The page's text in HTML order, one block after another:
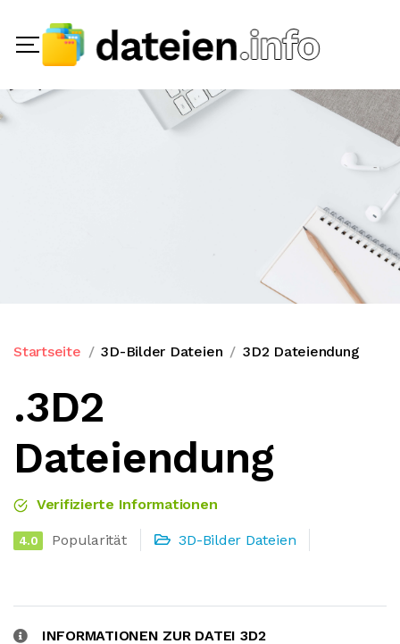
Startseite 3D-Bilder Dateien 3D2 Dateiendung
.3D2
Dateiendung
Verifizierte Informationen
4.0 Popularität 3D-Bilder Dateien
INFORMATIONEN ZUR DATEI 3D2